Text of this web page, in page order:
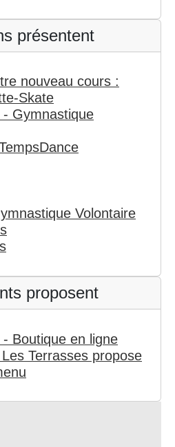
présentent
nouveau cours :
Skate
Gymnastique
Volontaire
proposent
Boutique en ligne
Terrasses propose